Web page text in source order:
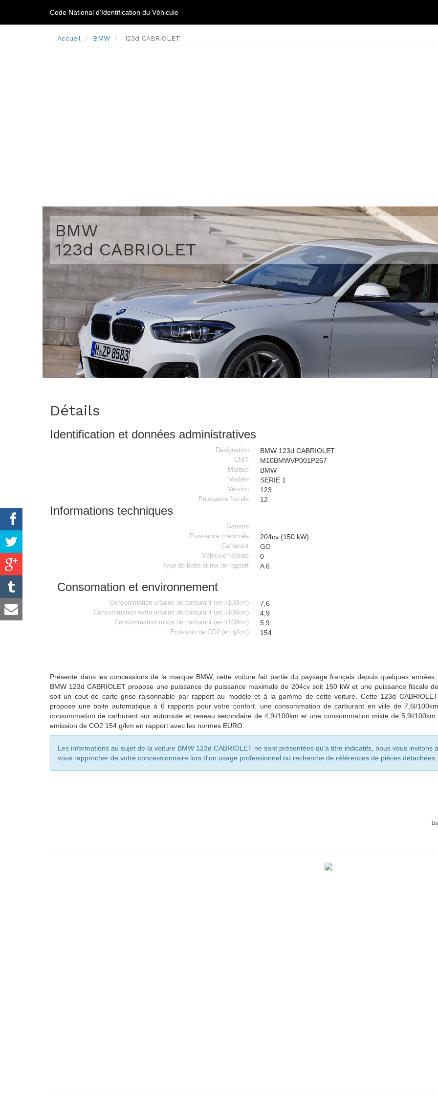
Code National d'Identification du Véhicule
Accueil BMW 123d CABRIOLET
BMW
123d CABRIOLET
Détails
Identification et données administratives
Désignation BMW 123d CABRIOLET
CNIT M10BMWVP001P267
Marque BMW
Modèle SERIE 1
Version 123
Puissance fiscale 12
Informations techniques
Gamme
Puissance maximale
204cv (150 kW)
Carburant GO
Véhicule hybride 0
Type de boite et nbr de rapport A 6
Consomation et environnement
Consommation urbaine de carburant (en l/100km) 7,6
Consommation extra urbaine de carburant (en l/100km) 4,9
Consommation mixte de carburant (en l/100km) 5,9
Emission de CO2 (en g/km) 154
Présente dans les concessions de la marque BMW, cette voiture fait partie du paysage français depuis quelques années.
BMW 123d CABRIOLET propose une puissance de puissance maximale de 204cv soit 150 kW et une puissance fiscale
soit un cout de carte grise raisonnable par rapport au modèle et à la gamme de cette voiture. Cette 123d
propose une boite automatique à 6 rapports pour votre confort. une consommation de carburant en ville de 7,6l/
consommation de carburant sur autoroute et reseau secondaire de 4,9l/100km et une consommation mixte de 5,9l/
emission de CO2 154 g/km en rapport avec les normes EURO.
Les informations au sujet de la voiture BMW 123d CABRIOLET ne sont présentées qu'a titre indicatifs, nous vous invitons à
vous rapprocher de votre concessionnaire lors d'un usage professionnel ou recherche de références de pièces détachées.